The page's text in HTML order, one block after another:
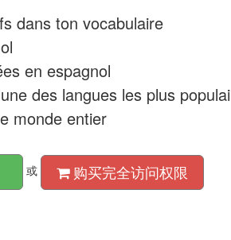
dans ton vocabulaire
en espagnol
des langues les plus
monde entier
或 购买完全访问权限